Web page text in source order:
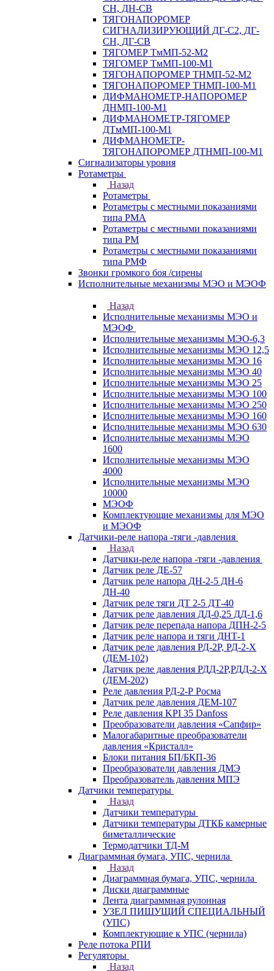
СН, ДН-СВ
ТЯГОНАПОРОМЕР
СИГНАЛИЗИРУЮЩИЙ ДГ-С2, ДГ-
СН, ДГ-СВ
ТЯГОМЕР ТмМП-52-М2
ТЯГОМЕР ТмМП-100-М1
ТЯГОНАПОРОМЕР ТНМП-52-М2
ТЯГОНАПОРОМЕР ТНМП-100-М1
ДИФМАНОМЕТР-НАПОРОМЕР
ДНМП-100-М1
ДИФМАНОМЕТР-ТЯГОМЕР
ДТмМП-100-М1
ДИФМАНОМЕТР-
ТЯГОНАПОРОМЕР ДТНМП-100-М1
Сигнализаторы уровня
Ротаметры
Назад
Ротаметры
Ротаметры с местными показаниями
типа РМА
Ротаметры с местными показаниями
типа РМ
Ротаметры с местными показаниями
типа РМФ
Звонки громкого боя /сирены
Исполнительные механизмы МЭО и МЭОФ
Назад
Исполнительные механизмы МЭО и
МЭОФ
Исполнительные механизмы МЭО-6,3
Исполнительные механизмы МЭО 12,5
Исполнительные механизмы МЭО 16
Исполнительные механизмы МЭО 40
Исполнительные механизмы МЭО 25
Исполнительные механизмы МЭО 100
Исполнительные механизмы МЭО 250
Исполнительные механизмы МЭО 160
Исполнительные механизмы МЭО 630
Исполнительные механизмы МЭО
1600
Исполнительные механизмы МЭО
4000
Исполнительные механизмы МЭО
10000
МЭОФ
Комплектующие механизмы для МЭО
и МЭОФ
Датчики-реле напора -тяги -давления
Назад
Датчики-реле напора -тяги -давления
Датчик реле ДЕ-57
Датчик реле напора ДН-2-5 ДН-6
ДН-40
Датчик реле тяги ДТ 2-5 ДТ-40
Датчик реле давления ДД-0,25 ДД-1,6
Датчик реле перепада напора ДПН-2-5
Датчик реле напора и тяги ДНТ-1
Датчик реле давления РД-2Р, РД-2-Х
(ДЕМ-102)
Датчик реле давления РДД-2Р,РДД-2-Х
(ДЕМ-202)
Реле давления РД-2-Р Росма
Датчик реле давления ДЕМ-107
Реле давления KPI 35 Danfoss
Преобразователи давления «Сапфир»
Малогабаритные преобразователи
давления «Кристалл»
Блоки питания БП/БКП-36
Преобразователи давления ДМЭ
Преобразователь давления МПЭ
Датчики температуры
Назад
Датчики температуры
Датчики температуры ДТКБ камерные
биметаллические
Термодатчики ТД-М
Диаграммная бумага, УПС, чернила
Назад
Диаграммная бумага, УПС, чернила
Диски диаграммные
Лента диаграммная рулонная
УЗЕЛ ПИШУЩИЙ СПЕЦИАЛЬНЫЙ
(УПС)
Комплектующие к УПС (чернила)
Реле потока РПИ
Регуляторы
Назад